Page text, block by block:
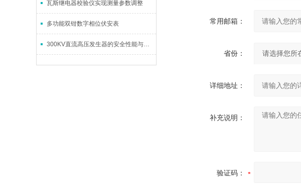
瓦斯继电器校验仪实现测量参数调整
多功能双钳数字相位伏安表
300KV直流高压发生器的安全性能与操作注意事项介绍
常用邮箱：
省份：
详细地址：
补充说明：
验证码：